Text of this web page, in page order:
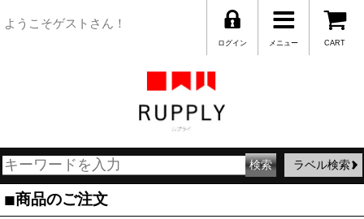
ようこそゲストさん！
CART
メニュー
ログイン
ラベル検索
■商品のご注文